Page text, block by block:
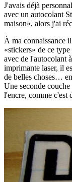
J'avais déjà
avec un autocolant
maison», alors j'ai
À ma connaissance
«stickers» de ce
avec de l'autocolant
imprimante laser, il
de belles choses…
Une seconde
l'encre, comme c'est